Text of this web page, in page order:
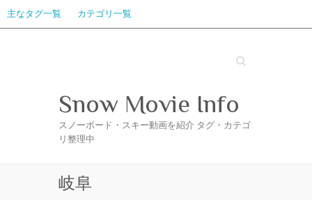
主なタグ一覧 カテゴリ一覧
Search
Snow Movie Info
スノーボード・スキー動画を紹介 タグ・カテゴ
リ整理中
岐阜